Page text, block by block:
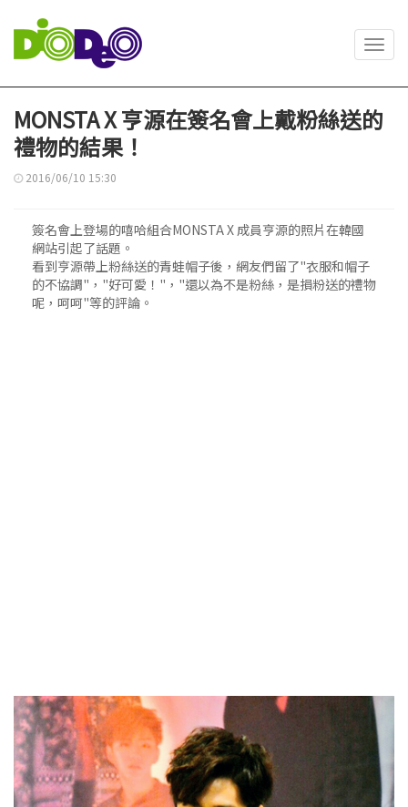
MONSTA X 亨源在簽名會上戴粉絲送的
禮物的結果！
2016/06/10 15:30
簽名會上登場的嘻哈組合MONSTA X 成員亨源的照片在韓國
網站引起了話題。
看到亨源帶上粉絲送的青蛙帽子後，網友們留了"衣服和帽子
的不協調"，"好可愛！"，"還以為不是粉絲，是損粉送的禮物
呢，呵呵"等的評論。